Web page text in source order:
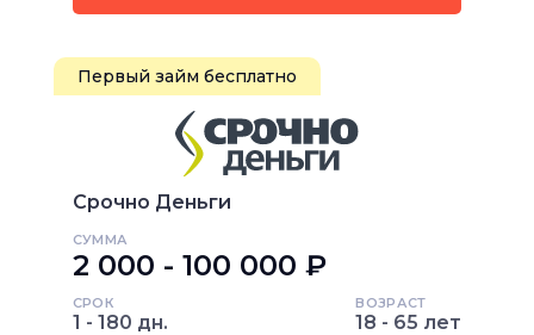
Первый займ бесплатно
Срочно Деньги
СУММА
2 000 - 100 000 ₽
СРОК
1 - 180 дн.
ВОЗРАСТ
18 - 65 лет